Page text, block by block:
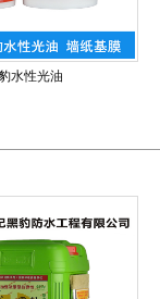
水性光油